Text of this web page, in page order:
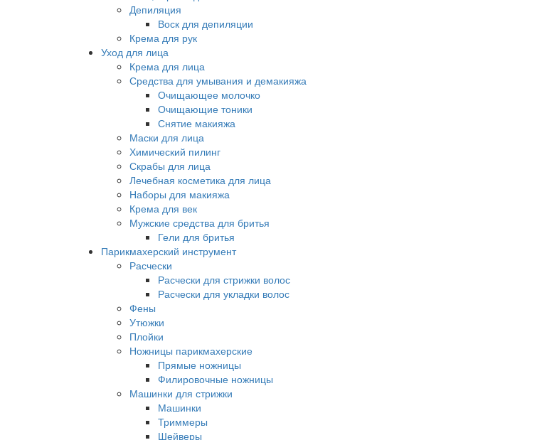
Депиляция
Воск для депиляции
Крема для рук
Уход для лица
Крема для лица
Средства для умывания и демакияжа
Очищающее молочко
Очищающие тоники
Снятие макияжа
Маски для лица
Химический пилинг
Скрабы для лица
Лечебная косметика для лица
Наборы для макияжа
Крема для век
Мужские средства для бритья
Гели для бритья
Парикмахерский инструмент
Расчески
Расчески для стрижки волос
Расчески для укладки волос
Фены
Утюжки
Плойки
Ножницы парикмахерские
Прямые ножницы
Филировочные ножницы
Машинки для стрижки
Машинки
Триммеры
Шейверы